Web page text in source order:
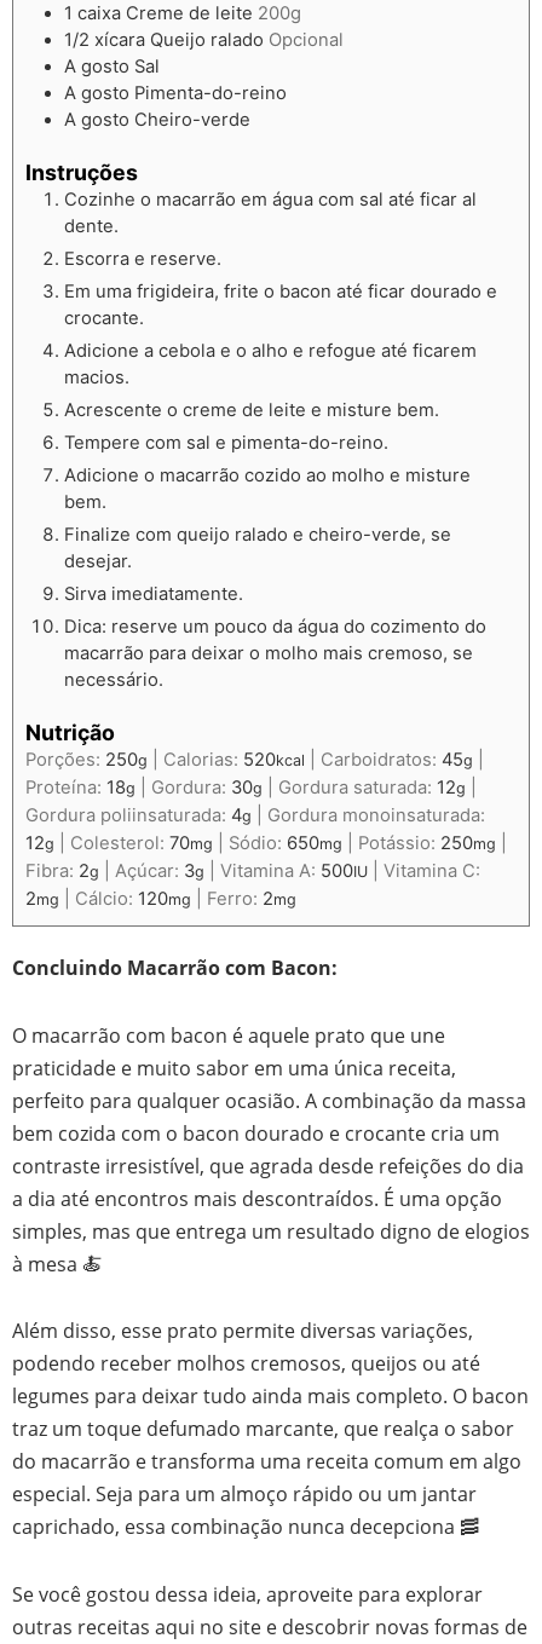
1 caixa Creme de leite 200g
1/2 xícara Queijo ralado Opcional
A gosto Sal
A gosto Pimenta-do-reino
A gosto Cheiro-verde
Instruções
Cozinhe o macarrão em água com sal até ficar al
dente.
Escorra e reserve.
Em uma frigideira, frite o bacon até ficar dourado e
crocante.
Adicione a cebola e o alho e refogue até ficarem
macios.
Acrescente o creme de leite e misture bem.
Tempere com sal e pimenta-do-reino.
Adicione o macarrão cozido ao molho e misture
bem.
Finalize com queijo ralado e cheiro-verde, se
desejar.
Sirva imediatamente.
Dica: reserve um pouco da água do cozimento do
macarrão para deixar o molho mais cremoso, se
necessário.
Nutrição
Porções: 250g Calorias: 520kcal Carboidratos: 45g
Proteína: 18g Gordura: 30g Gordura saturada: 12g
Gordura poliinsaturada: 4g
Gordura monoinsaturada:
12g Colesterol: 70mg Sódio: 650mg Potássio: 250mg
Fibra: 2g Açúcar: 3g Vitamina A: 500IU
Vitamina C:
2mg Cálcio: 120mg Ferro: 2mg
Concluindo Macarrão com Bacon:
O macarrão com bacon é aquele prato que une
praticidade e muito sabor em uma única receita,
perfeito para qualquer ocasião. A combinação da massa
bem cozida com o bacon dourado e crocante cria um
contraste irresistível, que agrada desde refeições do dia
a dia até encontros mais descontraídos. É uma opção
simples, mas que entrega um resultado digno de elogios
à mesa 🍝
Além disso, esse prato permite diversas variações,
podendo receber molhos cremosos, queijos ou até
legumes para deixar tudo ainda mais completo. O bacon
traz um toque defumado marcante, que realça o sabor
do macarrão e transforma uma receita comum em algo
especial. Seja para um almoço rápido ou um jantar
caprichado, essa combinação nunca decepciona 🥓
Se você gostou dessa ideia, aproveite para explorar
outras receitas aqui no site e descobrir novas formas de